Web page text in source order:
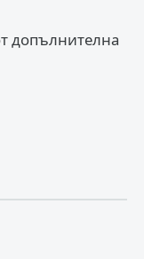
допълнителна